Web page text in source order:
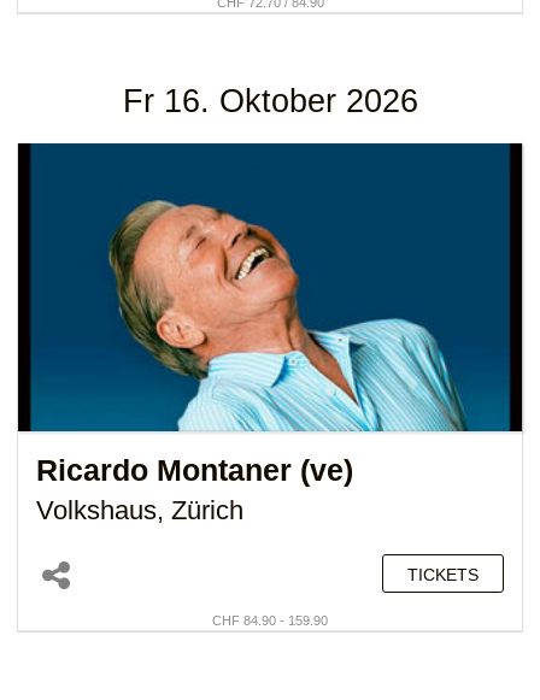
Fr 16. Oktober 2026
Ricardo Montaner (ve)
Volkshaus, Zürich
TICKETS
CHF 84.90 - 159.90